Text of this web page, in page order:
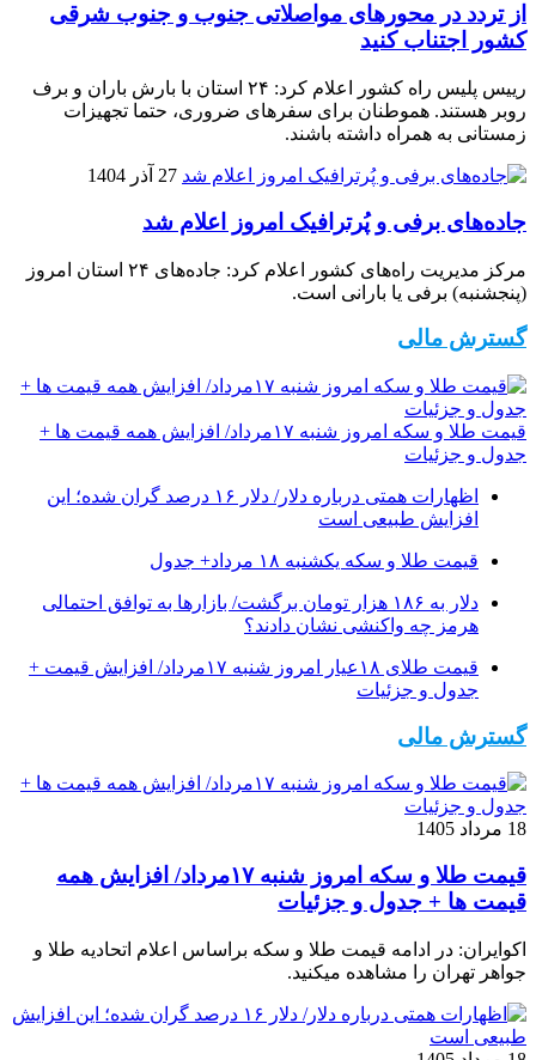
از تردد در محورهای مواصلاتی جنوب و جنوب شرقی
کشور اجتناب کنید
رییس پلیس راه کشور اعلام کرد: ۲۴ استان با بارش باران و برف
روبر هستند. هموطنان برای سفرهای ضروری، حتما تجهیزات
زمستانی به همراه داشته باشند.
27 آذر 1404
جاده‌های برفی و پُرترافیک امروز اعلام شد
مرکز مدیریت راه‌های کشور اعلام کرد: جاده‌های ۲۴ استان امروز
(پنجشنبه) برفی یا بارانی است.
گسترش مالی
قیمت طلا و سکه امروز شنبه ۱۷مرداد/ افزایش همه قیمت ها +
جدول و جزئیات
اظهارات همتی درباره دلار/ دلار ۱۶ درصد گران شده؛ این
افزایش طبیعی است
قیمت طلا و سکه یکشنبه ۱۸ مرداد+ جدول
دلار به ۱۸۶ هزار تومان برگشت/ بازارها به توافق احتمالی
هرمز چه واکنشی نشان دادند؟
قیمت طلای ۱۸عیار امروز شنبه ۱۷مرداد/ افزایش قیمت +
جدول و جزئیات
گسترش مالی
18 مرداد 1405
قیمت طلا و سکه امروز شنبه ۱۷مرداد/ افزایش همه
قیمت ها + جدول و جزئیات
اکوایران: در ادامه قیمت طلا و سکه براساس اعلام اتحادیه طلا و
جواهر تهران را مشاهده میکنید.